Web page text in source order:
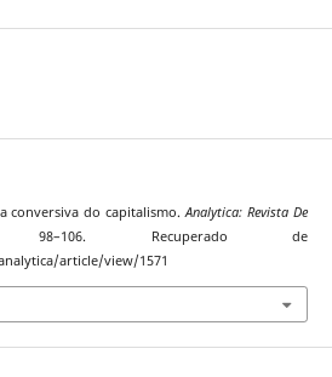
conversiva do capitalismo.Analytica: Revista De
98–106. Recuperado de
article/view/1571